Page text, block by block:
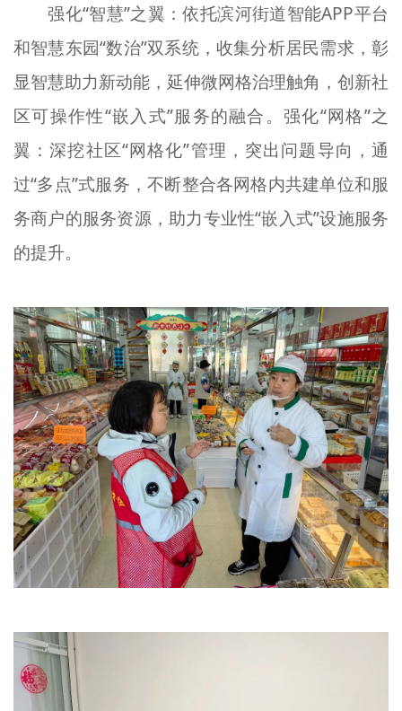
强化“智慧”之翼：依托滨河街道智能APP平台
和智慧东园“数治”双系统，收集分析居民需求，彰
显智慧助力新动能，延伸微网格治理触角，创新社
区可操作性“嵌入式”服务的融合。强化“网格”之
翼：深挖社区“网格化”管理，突出问题导向，通
过“多点”式服务，不断整合各网格内共建单位和服
务商户的服务资源，助力专业性“嵌入式”设施服务
的提升。